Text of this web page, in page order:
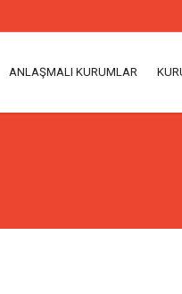
ANLAŞMALI KURUMLAR